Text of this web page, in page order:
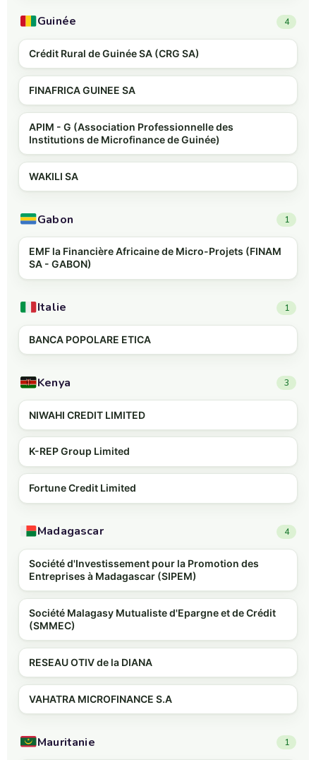
Guinée 4
Crédit Rural de Guinée SA (CRG SA)
FINAFRICA GUINEE SA
APIM - G (Association Professionnelle des
Institutions de Microfinance de Guinée)
WAKILI SA
Gabon 1
EMF la Financière Africaine de Micro-Projets (FINAM
SA - GABON)
Italie 1
BANCA POPOLARE ETICA
Kenya 3
NIWAHI CREDIT LIMITED
K-REP Group Limited
Fortune Credit Limited
Madagascar 4
Société d'Investissement pour la Promotion des
Entreprises à Madagascar (SIPEM)
Société Malagasy Mutualiste d'Epargne et de Crédit
(SMMEC)
RESEAU OTIV de la DIANA
VAHATRA MICROFINANCE S.A
Mauritanie 1